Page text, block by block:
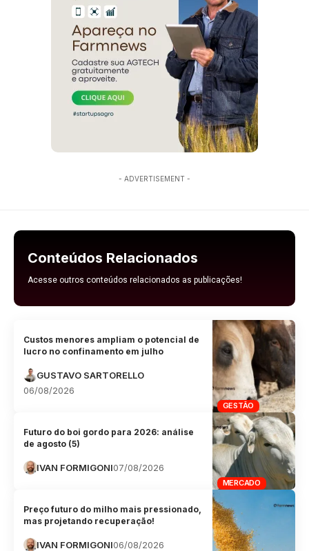
- ADVERTISEMENT -
Conteúdos Relacionados
Acesse outros conteúdos relacionados as publicações!
GESTÃO
Custos menores ampliam o potencial de
lucro no confinamento em julho
GUSTAVO SARTORELLO
06/08/2026
MERCADO
Futuro do boi gordo para 2026: análise
de agosto (5)
IVAN FORMIGONI07/08/2026
Preço futuro do milho mais pressionado,
mas projetando recuperação!
IVAN FORMIGONI06/08/2026